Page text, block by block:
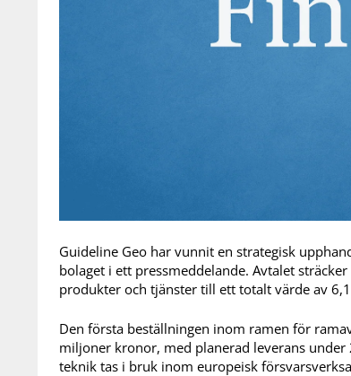
Guideline Geo har vunnit en strategisk
bolaget i ett pressmeddelande. Avtalet
produkter och tjänster till ett totalt värde av
Den första beställningen inom ramen för
miljoner kronor, med planerad leverans
teknik tas i bruk inom europeisk